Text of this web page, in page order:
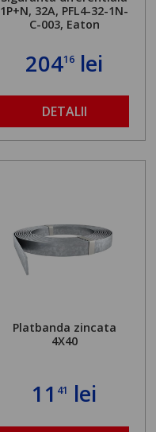
1P+N, 32A, PFL4-32-1N-
C-003, Eaton
20416 lei
DETALII
Platbanda zincata
4X40
11 41 lei